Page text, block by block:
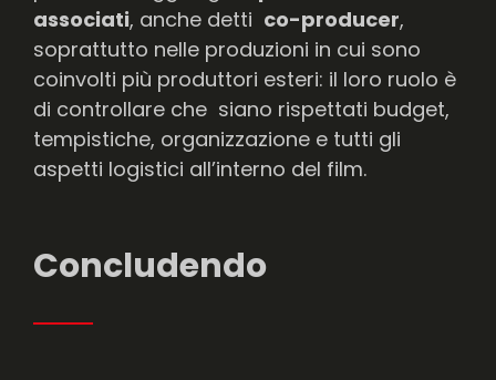
associati, anche detti co-producer,
soprattutto nelle produzioni in cui sono
coinvolti più produttori esteri: il loro ruolo è
di controllare che siano rispettati budget,
tempistiche, organizzazione e tutti gli
aspetti logistici all’interno del film.
Concludendo